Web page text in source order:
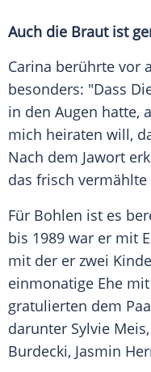
Auch die Braut ist
Carina berührte vor
besonders: "Dass
in den Augen hatte,
mich heiraten will,
Nach dem Jawort
das frisch vermählte
Für Bohlen ist es
bis 1989 war er mit
mit der er zwei
einmonatige Ehe
gratulierten dem
darunter Sylvie
Burdecki, Jasmin